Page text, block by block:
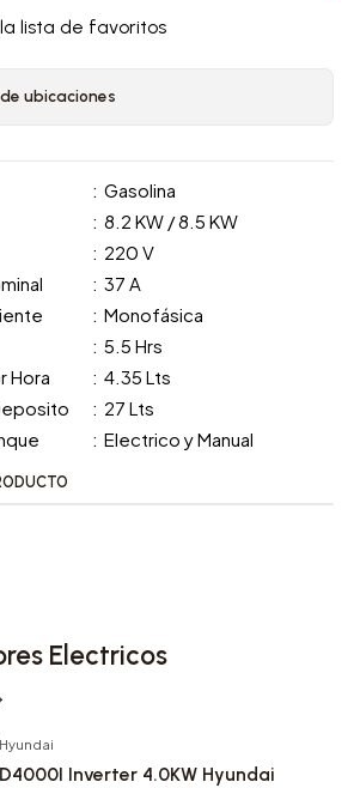
lista de favoritos
ubicaciones
: Gasolina
: 8.2 KW / 8.5 KW
: 220 V
: 37 A
: Monofásica
: 5.5 Hrs
Hora
: 4.35 Lts
: 27 Lts
: Electrico y Manual
Electricos
Hyundai
Inverter 4.0KW Hyundai